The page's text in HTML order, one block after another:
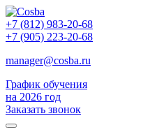
+7 (812) 983-20-68
+7 (905) 223-20-68
manager@cosba.ru
График обучения
на 2026 год
Заказать звонок